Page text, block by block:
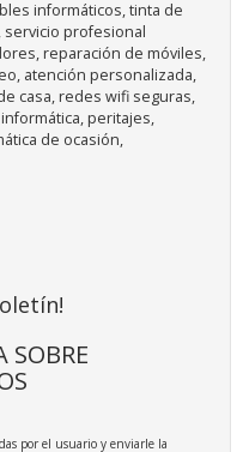
informáticos, tinta de
profesional
reparación de móviles,
atención personalizada,
casa, redes wifi seguras,
peritajes,
de ocasión,
SOBRE
por el usuario y enviarle la